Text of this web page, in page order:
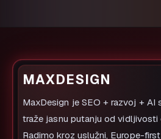
MAXDESIGN
MaxDesign je SEO + razvoj + AI
traže jasnu putanju od
Radimo kroz uslužni, Europe-